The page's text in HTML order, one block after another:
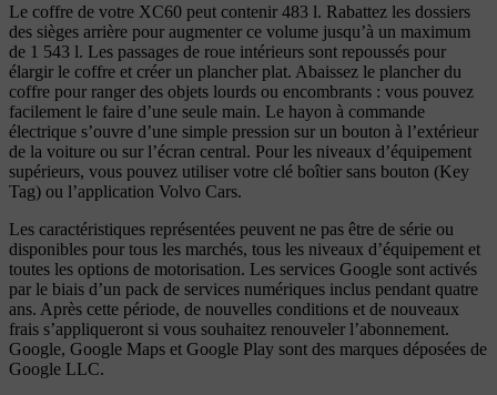
Le coffre de votre XC60 peut contenir 483 l. Rabattez les dossiers
des sièges arrière pour augmenter ce volume jusqu’à un maximum
de 1 543 l. Les passages de roue intérieurs sont repoussés pour
élargir le coffre et créer un plancher plat. Abaissez le plancher du
coffre pour ranger des objets lourds ou encombrants : vous pouvez
facilement le faire d’une seule main. Le hayon à commande
électrique s’ouvre d’une simple pression sur un bouton à l’extérieur
de la voiture ou sur l’écran central. Pour les niveaux d’équipement
supérieurs, vous pouvez utiliser votre clé boîtier sans bouton (Key
Tag) ou l’application Volvo Cars.
Les caractéristiques représentées peuvent ne pas être de série ou
disponibles pour tous les marchés, tous les niveaux d’équipement et
toutes les options de motorisation. Les services Google sont activés
par le biais d’un pack de services numériques inclus pendant quatre
ans. Après cette période, de nouvelles conditions et de nouveaux
frais s’appliqueront si vous souhaitez renouveler l’abonnement.
Google, Google Maps et Google Play sont des marques déposées de
Google LLC.